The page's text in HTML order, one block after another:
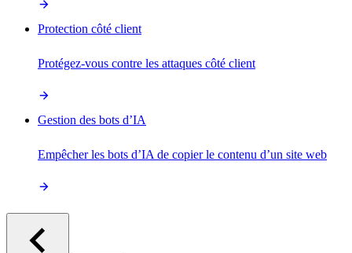
Protection côté client
Protégez-vous contre les attaques côté client
Gestion des bots d’IA
Empêcher les bots d’IA de copier le contenu d’un site web